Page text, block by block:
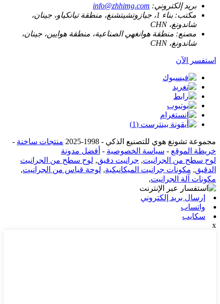
بريد إلكتروني: info@zhhimg.com
مكتب:
بناء 1، جيازوتشيتشنغ، منطقة تيانكياو، جينان،
شاندونغ، CHN
مصنع: منطقة هوانغهي الصناعية، منطقة هوايين، جينان،
شاندونغ، CHN
استفسر الآن
مجموعة تشونغ هوي للتصنيع الذكي - 1998-2025 منتجات ساخنة -
خريطة الموقع - سياسة الخصوصية - أفضل مدونة
لوح سطح من الجرانيت, جرانيت دقيق, لوح سطح من الجرانيت
الدقيق, مكونات جرانيت الميكانيكية, لوحة قياس من الجرانيت,
مكونات آلة الجرانيت,
إرسال بريد إلكتروني
واتساب
سكايب
x